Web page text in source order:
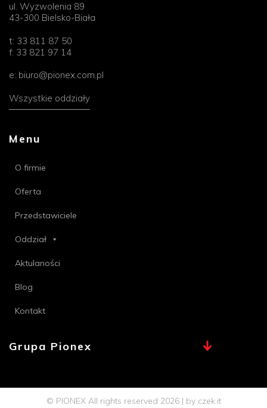
ul. Wyzwolenia 89
43-300 Bielsko-Biała
t: 33 811 87 50
f: 33 821 97 14
e: biuro@pionex.com.pl
Wszystkie oddziały
Menu
O firmie
Oferta
Przedstawiciele
Oddział
Aktulaności
Blog
Kontakt
Grupa Pionex
Chemia Bielsko
Profi PSB© PIONEX All rights reserved 2026 | by czek.it